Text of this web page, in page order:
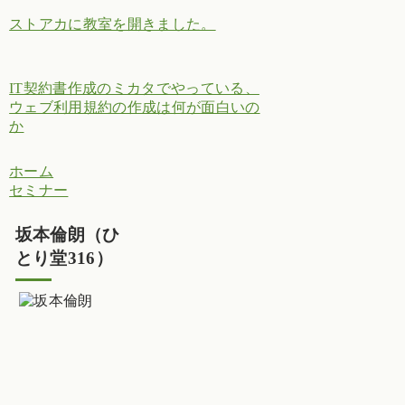
ストアカに教室を開きました。
IT契約書作成のミカタでやっている、
ウェブ利用規約の作成は何が面白いの
か
ホーム
セミナー
坂本倫朗（ひ
とり堂316）